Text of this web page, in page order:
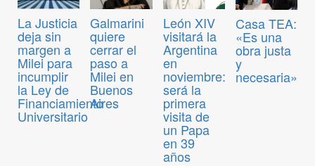
La Justicia
deja sin
margen a
Milei para
incumplir
la Ley de
Financiamiento
Universitario
Galmarini
quiere
cerrar el
paso a
Milei en
Buenos
Aires
León XIV
visitará la
Argentina
en
noviembre:
será la
primera
visita de
un Papa
en 39
años
Casa TEA:
«Es una
obra justa
y
necesaria»